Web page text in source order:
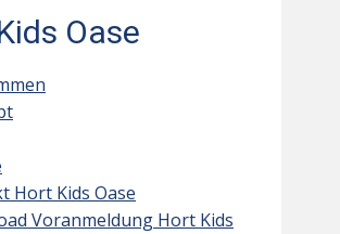
Oase
Hort Kids Oase
Voranmeldung Hort Kids